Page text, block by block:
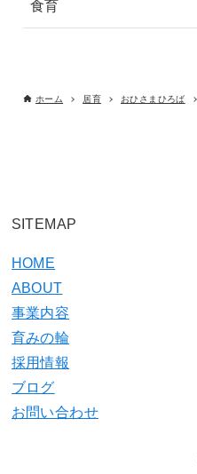
食育
ホーム 居育 おひさまひろば
SITEMAP
HOME
ABOUT
事業内容
育みの輪
採用情報
ブログ
お問い合わせ